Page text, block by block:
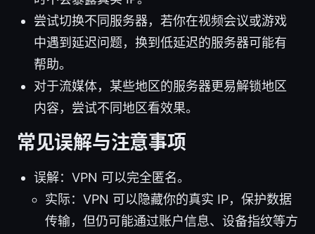
尝试切换不同服务器，若你在视频会议或游戏
中遇到延迟问题，换到低延迟的服务器可能有
帮助。
对于流媒体，某些地区的服务器更易解锁地区
内容，尝试不同地区看效果。
常见误解与注意事项
误解：VPN 可以完全匿名。
实际：VPN 可以隐藏你的真实 IP，保护数据
传输，但仍可能通过账户信息、设备指纹等方